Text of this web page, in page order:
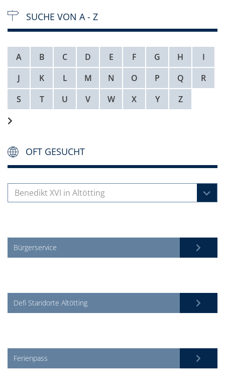
SUCHE VON A - Z
A B C D E F G H
I
J
K L M N O P Q
R
S
T U V W X Y Z
OFT GESUCHT
Benedikt XVI in Altötting
Bürgerservice
Defi Standorte Altötting
Ferienpass